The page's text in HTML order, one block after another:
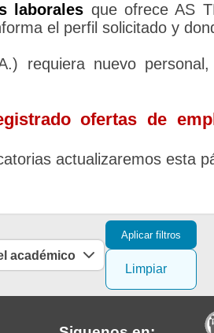
laborales que ofrece AS
el perfil solicitado y
requiera nuevo
ofertas de
actualizaremos esta
académico
Aplicar filtros
Limpiar